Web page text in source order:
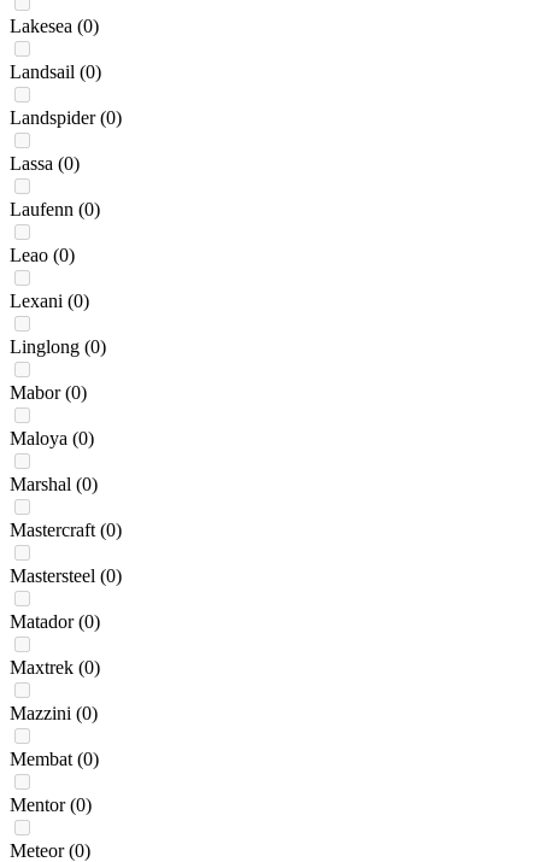
Lakesea (0)
Landsail (0)
Landspider (0)
Lassa (0)
Laufenn (0)
Leao (0)
Lexani (0)
Linglong (0)
Mabor (0)
Maloya (0)
Marshal (0)
Mastercraft (0)
Mastersteel (0)
Matador (0)
Maxtrek (0)
Mazzini (0)
Membat (0)
Mentor (0)
Meteor (0)